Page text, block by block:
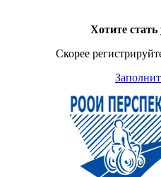
Хотите
Скорее